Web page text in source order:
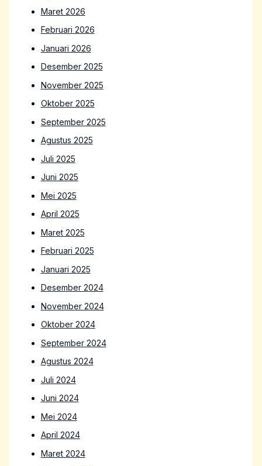
Maret 2026
Februari 2026
Januari 2026
Desember 2025
November 2025
Oktober 2025
September 2025
Agustus 2025
Juli 2025
Juni 2025
Mei 2025
April 2025
Maret 2025
Februari 2025
Januari 2025
Desember 2024
November 2024
Oktober 2024
September 2024
Agustus 2024
Juli 2024
Juni 2024
Mei 2024
April 2024
Maret 2024